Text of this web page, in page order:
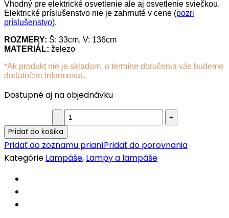
Vhodný pre elektrické osvetlenie ale aj osvetlenie sviečkou.
Elektrické príslušenstvo nie je zahrnuté v cene (pozri
príslušenstvo).
ROZMERY: Š: 33cm, V: 136cm
MATERIÁL: železo
*Ak produkt nie je skladom, o termíne doručenia vás budeme
dodatočne informovať.
Dostupné aj na objednávku
Orientálny
lampáš
Firyal
136cm
quantity
Pridať do košíka
Pridať do zoznamu prianíPridať do porovnania
Kategórie Lampáše, Lampy a lampáše